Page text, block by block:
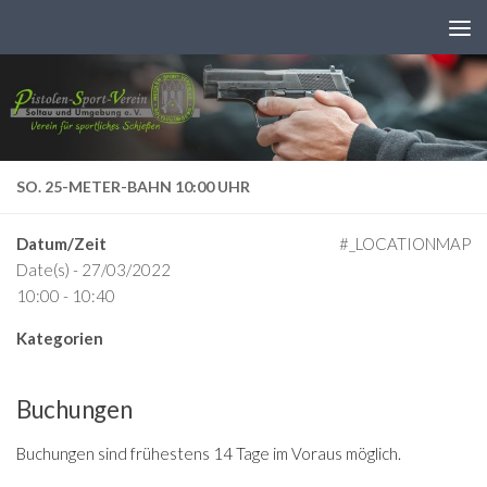
SO. 25-METER-BAHN 10:00 UHR
#_LOCATIONMAP
Datum/Zeit
Date(s) - 27/03/2022
10:00 - 10:40
Kategorien
Buchungen
Buchungen sind frühestens 14 Tage im Voraus möglich.